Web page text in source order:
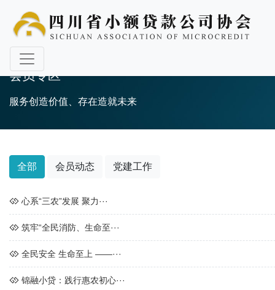
会员专区
服务创造价值、存在造就未来
全部 会员动态 党建工作
心系“三农”发展 聚力···
筑牢“全民消防、生命至···
全民安全 生命至上 ——···
锦融小贷：践行惠农初心···